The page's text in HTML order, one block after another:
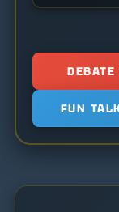
FUN